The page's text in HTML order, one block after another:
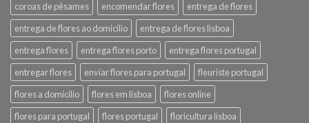
coroas de pêsames
encomendar flores
entrega de flores
entrega de flores ao domicilio
entrega de flores lisboa
entrega flores
entrega flores porto
entrega flores portugal
entregar flores
enviar flores para portugal
fleuriste portugal
flores a domicilio
flores em lisboa
flores online
flores para portugal
flores portugal
floricultura lisboa